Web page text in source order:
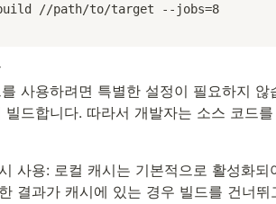
//path/to/target --jobs=8
사용하려면 특별한 설정이 필요하지
빌드합니다. 따라서 개발자는 소스 코드
사용: 로컬 캐시는 기본적으로 활성화
결과가 캐시에 있는 경우 빌드를 건너